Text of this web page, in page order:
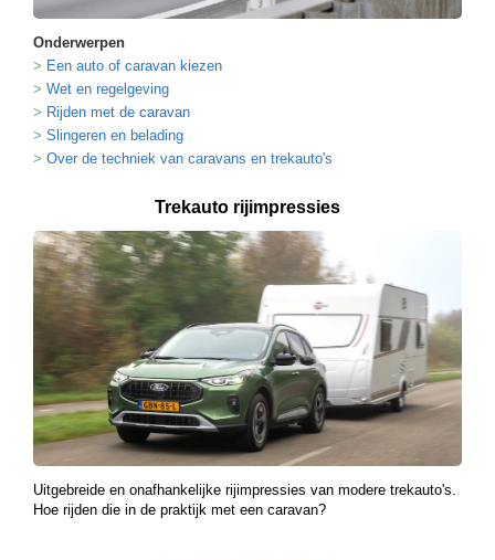
Onderwerpen
Een auto of caravan kiezen
Wet en regelgeving
Rijden met de caravan
Slingeren en belading
Over de techniek van caravans en trekauto's
Trekauto rijimpressies
Uitgebreide en onafhankelijke rijimpressies van modere trekauto's.
Hoe rijden die in de praktijk met een caravan?